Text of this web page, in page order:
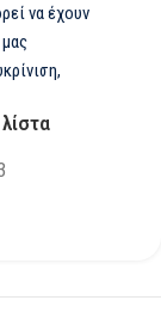
να έχουν